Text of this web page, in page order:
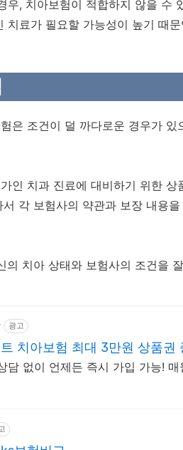
우, 치아보험이 적합하지 않을 수
치료가 필요할 가능성이 높기 때문
은 조건이 덜 까다로운 경우가
인 치과 진료에 대비하기 위한
각 보험사의 약관과 보장 내용
의 치아 상태와 보험사의 조건을
광고
치아보험 최대 3만원 상품권
담 없이 언제든 즉시 가입 가능! 매